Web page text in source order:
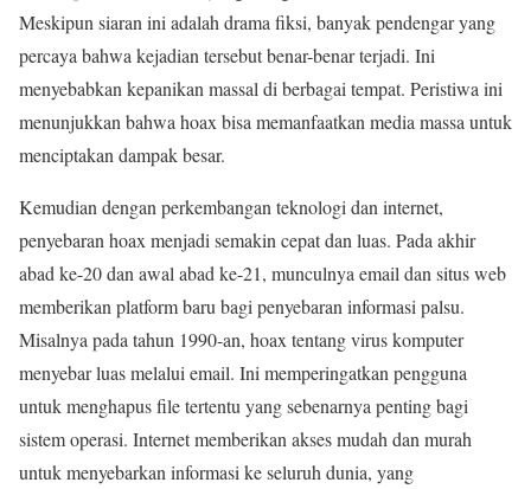
Meskipun siaran ini adalah drama fiksi, banyak pendengar yang
percaya bahwa kejadian tersebut benar-benar terjadi. Ini
menyebabkan kepanikan massal di berbagai tempat. Peristiwa ini
menunjukkan bahwa hoax bisa memanfaatkan media massa untuk
menciptakan dampak besar.
Kemudian dengan perkembangan teknologi dan internet,
penyebaran hoax menjadi semakin cepat dan luas. Pada akhir
abad ke-20 dan awal abad ke-21, munculnya email dan situs web
memberikan platform baru bagi penyebaran informasi palsu.
Misalnya pada tahun 1990-an, hoax tentang virus komputer
menyebar luas melalui email. Ini memperingatkan pengguna
untuk menghapus file tertentu yang sebenarnya penting bagi
sistem operasi. Internet memberikan akses mudah dan murah
untuk menyebarkan informasi ke seluruh dunia, yang